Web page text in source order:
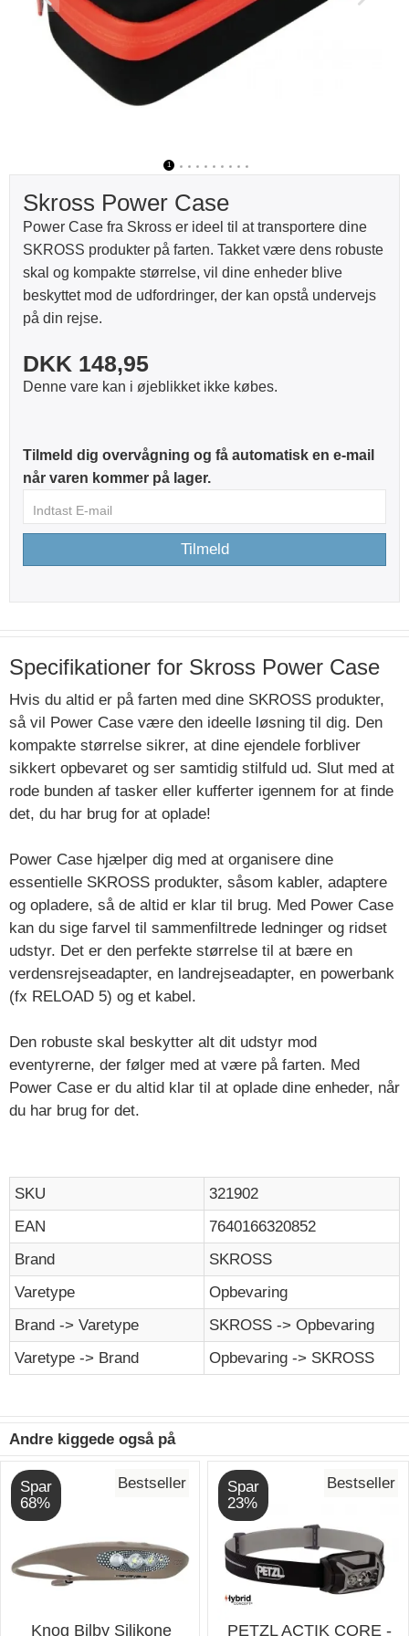
1
Skross Power Case
Power Case fra Skross er ideel til at transportere dine
SKROSS produkter på farten. Takket være dens robuste
skal og kompakte størrelse, vil dine enheder blive
beskyttet mod de udfordringer, der kan opstå undervejs
på din rejse.
DKK 148,95
Denne vare kan i øjeblikket ikke købes.
Tilmeld dig overvågning og få automatisk en e-mail
når varen kommer på lager.
Tilmeld
Specifikationer for Skross Power Case
Hvis du altid er på farten med dine SKROSS produkter,
så vil Power Case være den ideelle løsning til dig. Den
kompakte størrelse sikrer, at dine ejendele forbliver
sikkert opbevaret og ser samtidig stilfuld ud. Slut med at
rode bunden af tasker eller kufferter igennem for at finde
det, du har brug for at oplade!
Power Case hjælper dig med at organisere dine
essentielle SKROSS produkter, såsom kabler, adaptere
og opladere, så de altid er klar til brug. Med Power Case
kan du sige farvel til sammenfiltrede ledninger og ridset
udstyr. Det er den perfekte størrelse til at bære en
verdensrejseadapter, en landrejseadapter, en powerbank
(fx RELOAD 5) og et kabel.
Den robuste skal beskytter alt dit udstyr mod
eventyrerne, der følger med at være på farten. Med
Power Case er du altid klar til at oplade dine enheder, når
du har brug for det.
SKU
321902
EAN
7640166320852
Brand
SKROSS
Varetype
Opbevaring
Brand -> Varetype
SKROSS -> Opbevaring
Varetype -> Brand
Opbevaring -> SKROSS
Andre kiggede også på
Spar
68%
Bestseller
Knog Bilby Silikone
Spar
23%
Bestseller
PETZL ACTIK CORE -